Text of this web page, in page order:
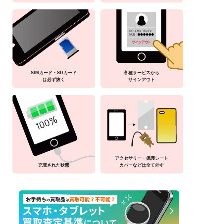
SIMカード・SDカード
は必ず抜く
各種サービスから
サインアウト
充電された状態
アクセサリー・保護シート
カバーなどは全て外す